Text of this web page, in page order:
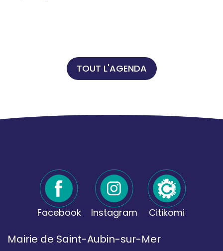
TOUT L'AGENDA
Facebook Instagram Citikomi
Mairie de Saint-Aubin-sur-Mer